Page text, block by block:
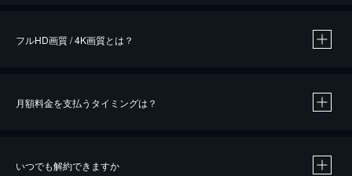
※40％ポイント還元の対象は、クレジットカード決済による作品の購入 / レンタルです。
フルHD画質 / 4K画質とは？
月額料金を支払うタイミングは？
いつでも解約できますか